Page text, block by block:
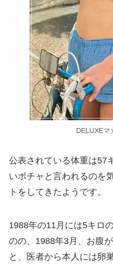
DELUXEマ
公表されている体重は57
いポチャと言われるのを
トをしてきたようです。
1988年の11月には5キロ
のの、1988年3月、お腹
と、医者から本人には卵